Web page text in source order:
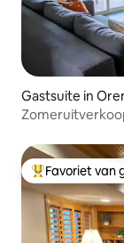
Gastsuite in
Topfavoriet
Favoriet van